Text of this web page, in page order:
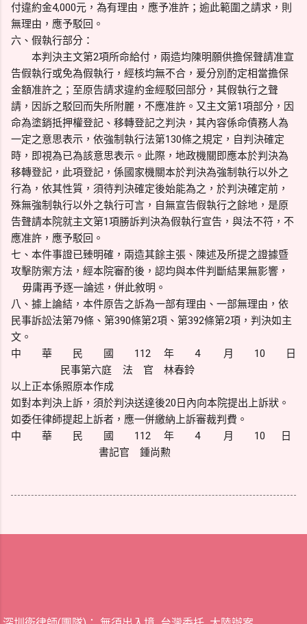
付違約金4,000元，為有理由，應予准許；逾此範圍之請求，則
無理由，應予駁回。
六、假執行部分：
本判決主文第2項所命給付，兩造均陳明願供擔保聲請准宣
告假執行或免為假執行，經核均無不合，爰分別酌定相當擔保
金額准許之；至原告請求違約金經駁回部分，其假執行之聲
請，因訴之駁回而失所附麗，不應准許。又主文第1項部分，因
命為塗銷抵押權登記、移轉登記之判決，其內容係命債務人為
一定之意思表示，依強制執行法第130條之規定，自判決確定
時，即視為已為該意思表示。此際，地政機關即應本於判決為
移轉登記，此項登記，係國家機關本於判決為強制執行以外之
行為，依其性質，須待判決確定後始能為之，於判決確定前，
殊無強制執行以外之執行可言，自無宣告假執行之餘地，是原
告聲請本院就主文第1項勝訴判決為假執行宣告，與法不符，不
應准許，應予駁回。
七、本件事證已臻明確，兩造其餘主張、陳述及所提之證據暨
攻擊防禦方法，經本院審酌後，認均與本件判斷結果無影響，
毋庸再予逐一論述，併此敘明。
八、據上論結，本件原告之訴為一部有理由、一部無理由，依
民事訴訟法第79條、第390條第2項、第392條第2項，判決如主
文。
中 華 民 國 112 年 4 月 10 日
民事第六庭 法 官 林春鈴
以上正本係照原本作成
如對本判決上訴，須於判決送達後20日內向本院提出上訴狀。
如委任律師提起上訴者，應一併繳納上訴審裁判費。
中 華 民 國 112 年 4 月 10 日
書記官 鍾尚勲